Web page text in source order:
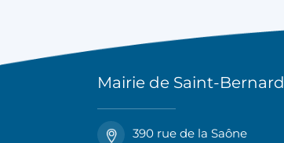
Mairie de Saint-Bernard
390 rue de la Saône